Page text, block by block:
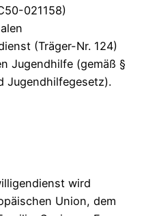
021158)
(Träger-Nr. 124)
Jugendhilfe (gemäß §
Jugendhilfegesetz).
wird
Union, dem